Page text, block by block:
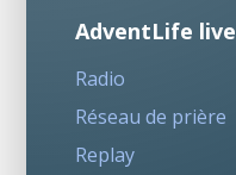
AdventLife live
Radio
Réseau de prière
Replay